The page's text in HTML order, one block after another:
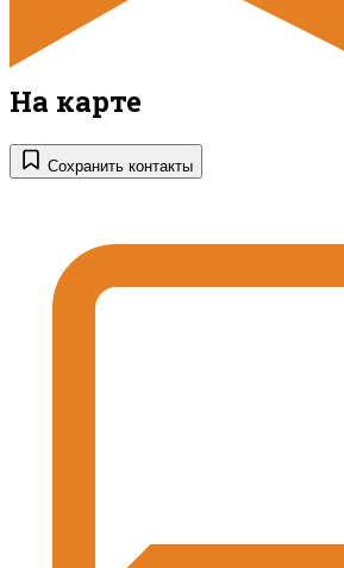
На карте
Сохранить контакты